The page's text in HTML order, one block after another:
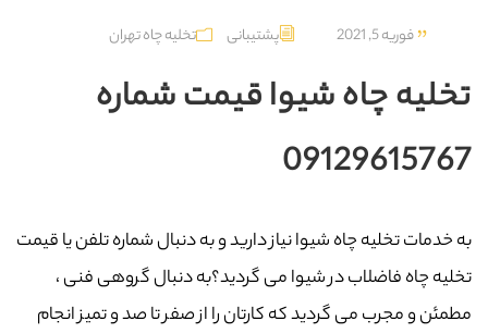
فوریه 5, 2021 پشتیبانی تخلیه چاه تهران
تخلیه چاه شیوا قیمت شماره
09129615767
به خدمات تخلیه چاه شیوا نیاز دارید و به دنبال شماره تلفن یا قیمت
تخلیه چاه فاضلاب در شیوا می گردید؟به دنبال گروهی فنی ،
مطمئن و مجرب می گردید که کارتان را از صفر تا صد و تمیز انجام